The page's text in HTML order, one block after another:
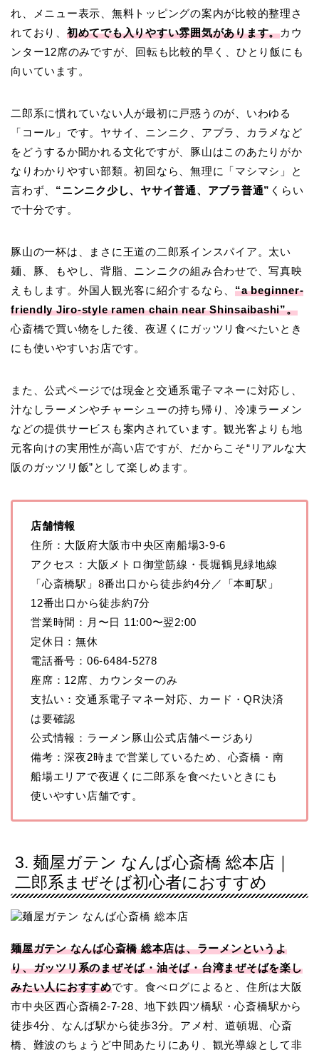
れ、メニュー表示、無料トッピングの案内が比較的整理さ
れており、 初めてでも入りやすい雰囲気があります。カウ
ンター12席のみですが、回転も比較的早く、ひとり飯にも
向いています。
二郎系に慣れていない人が最初に戸惑うのが、いわゆる
「コール」です。ヤサイ、ニンニク、アブラ、カラメなど
をどうするか聞かれる文化ですが、豚山はこのあたりがか
なりわかりやすい部類。初回なら、無理に「マシマシ」と
言わず、 “ニンニク少し、ヤサイ普通、アブラ普通” くらい
で十分です。
豚山の一杯は、まさに王道の二郎系インスパイア。太い
麺、豚、もやし、背脂、ニンニクの組み合わせで、写真映
えもします。外国人観光客に紹介するなら、“a beginner-
friendly Jiro-style ramen chain near Shinsaibashi”。
心斎橋で買い物をした後、夜遅くにガッツリ食べたいとき
にも使いやすいお店です。
また、公式ページでは現金と交通系電子マネーに対応し、
汁なしラーメンやチャーシューの持ち帰り、冷凍ラーメン
などの提供サービスも案内されています。観光客よりも地
元客向けの実用性が高い店ですが、だからこそ“リアルな大
阪のガッツリ飯”として楽しめます。
店舗情報
住所：大阪府大阪市中央区南船場3-9-6
アクセス：大阪メトロ御堂筋線・長堀鶴見緑地線
「心斎橋駅」8番出口から徒歩約4分／「本町駅」
12番出口から徒歩約7分
営業時間：月〜日 11:00〜翌2:00
定休日：無休
電話番号：06-6484-5278
座席：12席、カウンターのみ
支払い：交通系電子マネー対応、カード・QR決済
は要確認
公式情報：ラーメン豚山公式店舗ページあり
備考：深夜2時まで営業しているため、心斎橋・南
船場エリアで夜遅くに二郎系を食べたいときにも
使いやすい店舗です。
3. 麺屋ガテン なんば心斎橋 総本店｜
二郎系まぜそば初心者におすすめ
麺屋ガテン なんば心斎橋 総本店は、ラーメンというよ
り、ガッツリ系のまぜそば・油そば・台湾まぜそばを楽し
みたい人におすすめです。食べログによると、住所は大阪
市中央区西心斎橋2-7-28、地下鉄四ツ橋駅・心斎橋駅から
徒歩4分、なんば駅から徒歩3分。アメ村、道頓堀、心斎
橋、難波のちょうど中間あたりにあり、観光導線として非